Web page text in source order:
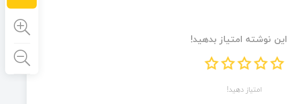
این نوشته امتیاز بدهید!
امتیاز دهید!